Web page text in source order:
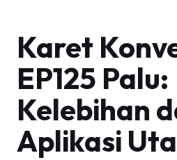
Karet
EP125 Palu:
Kelebihan
Aplikasi